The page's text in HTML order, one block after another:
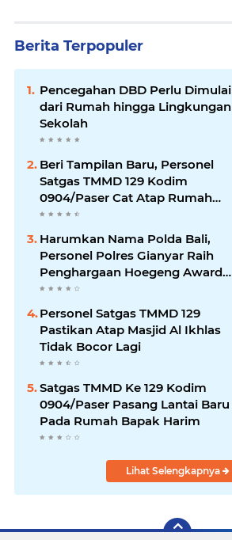
Berita Terpopuler
Pencegahan DBD Perlu Dimulai
dari Rumah hingga Lingkungan
Sekolah
Beri Tampilan Baru, Personel
Satgas TMMD 129 Kodim
0904/Paser Cat Atap Rumah
Marbot
Harumkan Nama Polda Bali,
Personel Polres Gianyar Raih
Penghargaan Hoegeng Awards
2026
Personel Satgas TMMD 129
Pastikan Atap Masjid Al Ikhlas
Tidak Bocor Lagi
Satgas TMMD Ke 129 Kodim
0904/Paser Pasang Lantai Baru
Pada Rumah Bapak Harim
Lihat Selengkapnya